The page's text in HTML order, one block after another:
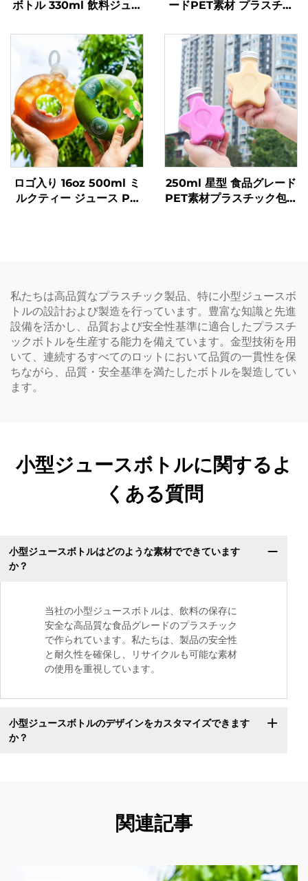
ボトル 330ml 飲料ジュー
ードPET素材 プラスチッ
飲料を入れることが可能
創意設計 子どもに人気
ロゴ入り 16oz 500ml ミ
ルクティー ジュース PP
250ml 星型 食品グレード
PET素材プラスチック包装
私たちは高品質なプラスチック製品、特に小型ジュースボ
トルの設計および製造を行っています。豊富な知識と先進
設備を活かし、品質および安全性基準に適合したプラスチ
ックボトルを生産する能力を備えています。金型技術を用
いて、連続するすべてのロットにおいて品質の一貫性を保
ちながら、品質・安全基準を満たしたボトルを製造してい
ます。
小型ジュースボトルに関するよ
くある質問
小型ジュースボトルはどのような素材でできています
か？
当社の小型ジュースボトルは、飲料の保存に
安全な高品質な食品グレードのプラスチック
で作られています。私たちは、製品の安全性
と耐久性を確保し、リサイクルも可能な素材
の使用を重視しています。
小型ジュースボトルのデザインをカスタマイズできます
か？
関連記事